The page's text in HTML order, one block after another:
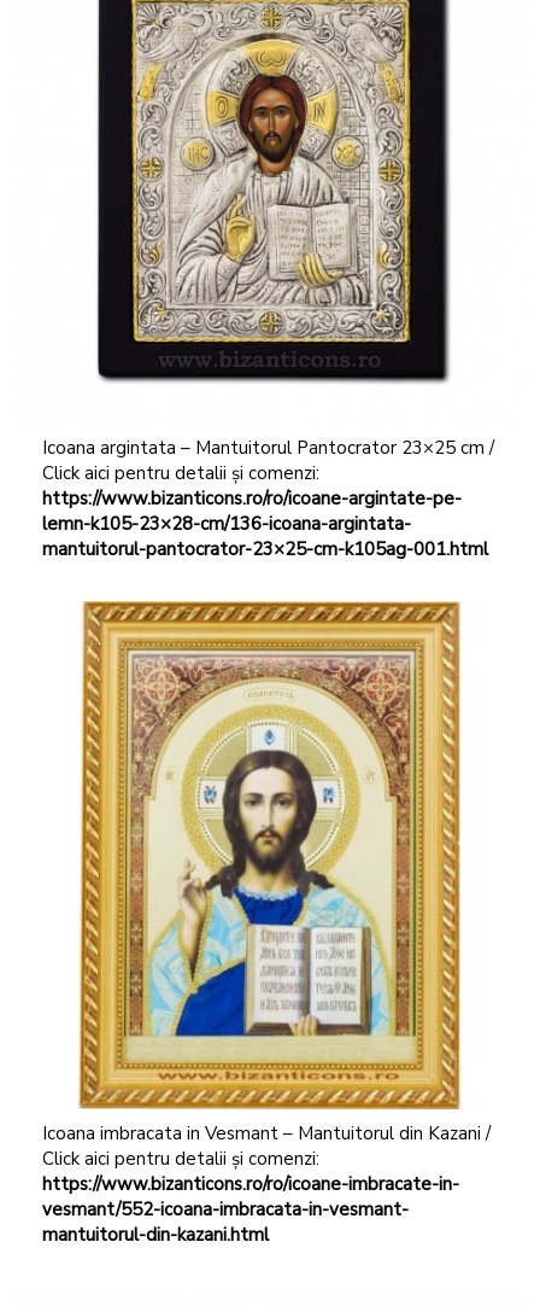
Icoana argintata – Mantuitorul Pantocrator 23×25 cm /
Click aici pentru detalii și comenzi:
https://www.bizanticons.ro/ro/icoane-argintate-pe-
lemn-k105-23×28-cm/136-icoana-argintata-
mantuitorul-pantocrator-23×25-cm-k105ag-001.html
Icoana imbracata in Vesmant – Mantuitorul din Kazani /
Click aici pentru detalii și comenzi:
https://www.bizanticons.ro/ro/icoane-imbracate-in-
vesmant/552-icoana-imbracata-in-vesmant-
mantuitorul-din-kazani.html